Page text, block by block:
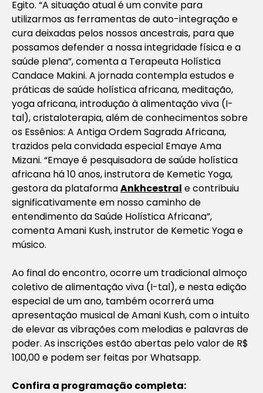
Egito. “A situação atual é um convite para
utilizarmos as ferramentas de auto-integração e
cura deixadas pelos nossos ancestrais, para que
possamos defender a nossa integridade física e a
saúde plena”, comenta a Terapeuta Holística
Candace Makini. A jornada contempla estudos e
práticas de saúde holística africana, meditação,
yoga africana, introdução à alimentação viva (I-
tal), cristaloterapia, além de conhecimentos sobre
os Essênios: A Antiga Ordem Sagrada Africana,
trazidos pela convidada especial Emaye Ama
Mizani. “Emaye é pesquisadora de saúde holística
africana há 10 anos, instrutora de Kemetic Yoga,
gestora da plataformaAnkhcestral e contribuiu
significativamente em nosso caminho de
entendimento da Saúde Holística Africana”,
comenta Amani Kush, instrutor de Kemetic Yoga e
músico.
Ao final do encontro, ocorre um tradicional almoço
coletivo de alimentação viva (I-tal), e nesta edição
especial de um ano, também ocorrerá uma
apresentação musical de Amani Kush, com o intuito
de elevar as vibrações com melodias e palavras de
poder. As inscrições estão abertas pelo valor de R$
100,00 e podem ser feitas por Whatsapp.
Confira a programação completa: